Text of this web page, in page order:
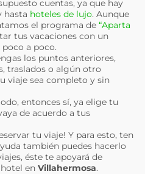
cuentas, ya que hay
hasta hoteles de lujo. Aunque
el programa de “Aparta
tus vacaciones con un
a poco.
los puntos anteriores,
traslados o algún otro
viaje sea completo y sin
entonces sí, ya elige tu
de acuerdo a tus
tu viaje! Y para esto, ten
también puedes hacerlo
éste te apoyará de
en Villahermosa.